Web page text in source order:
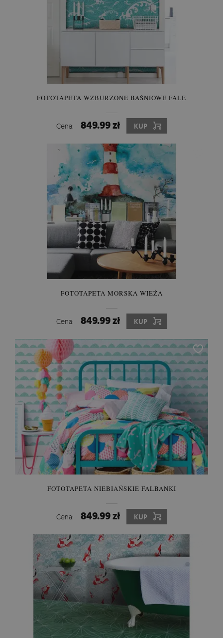
FOTOTAPETA WZBURZONE BAŚNIOWE FALE
Cena: 849.99 zł KUP
FOTOTAPETA MORSKA WIEŻA
Cena: 849.99 zł KUP
FOTOTAPETA NIEBIAŃSKIE FALBANKI
Cena: 849.99 zł KUP